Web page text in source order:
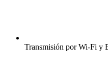
Transmisión por Wi-Fi y